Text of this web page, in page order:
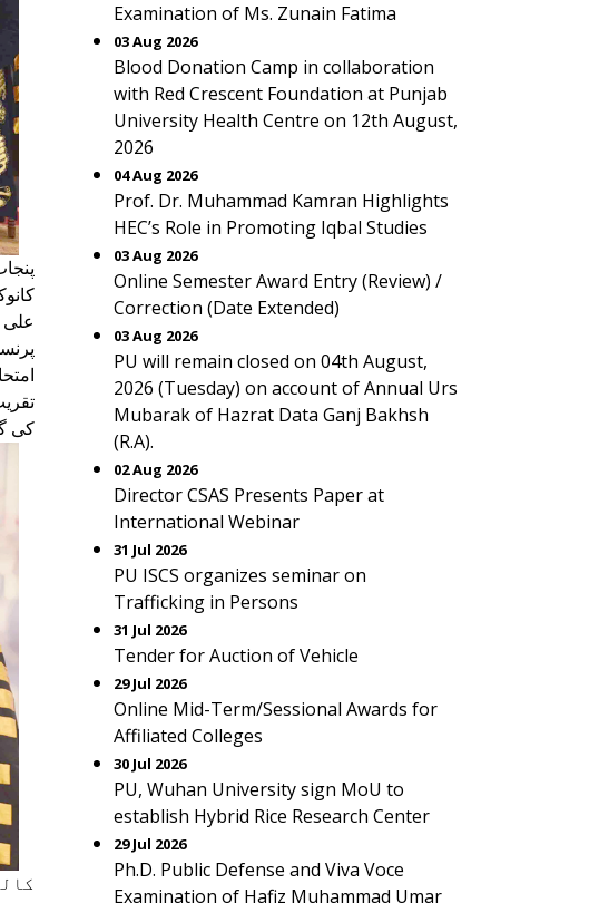
کی
Examination of Ms. Zunain Fatima
03 Aug 2026
Blood Donation Camp in collaboration
with Red Crescent Foundation at Punjab
University Health Centre on 12th August,
2026
04 Aug 2026
Prof. Dr. Muhammad Kamran Highlights
HEC’s Role in Promoting Iqbal Studies
03 Aug 2026
Online Semester Award Entry (Review) /
Correction (Date Extended)
03 Aug 2026
PU will remain closed on 04th August,
2026 (Tuesday) on account of Annual Urs
Mubarak of Hazrat Data Ganj Bakhsh
(R.A).
02 Aug 2026
Director CSAS Presents Paper at
International Webinar
31 Jul 2026
PU ISCS organizes seminar on
Trafficking in Persons
31 Jul 2026
Tender for Auction of Vehicle
29 Jul 2026
Online Mid-Term/Sessional Awards for
Affiliated Colleges
30 Jul 2026
PU, Wuhan University sign MoU to
establish Hybrid Rice Research Center
29 Jul 2026
Ph.D. Public Defense and Viva Voce
Examination of Hafiz Muhammad Umar